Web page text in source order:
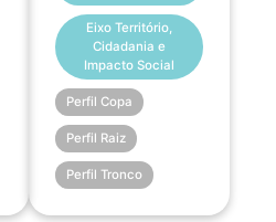
Eixo Território,
Cidadania e
Impacto Social
Perfil Copa
Perfil Raiz
Perfil Tronco